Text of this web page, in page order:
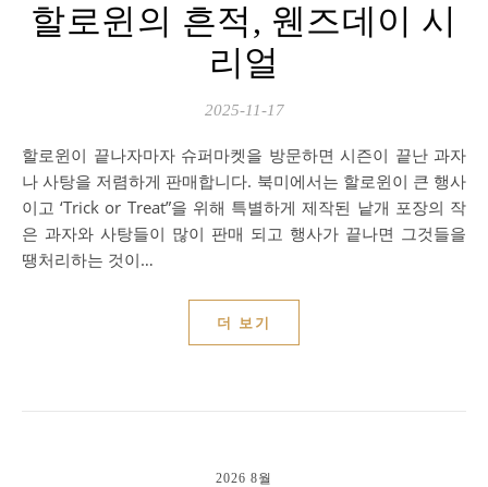
할로윈의 흔적, 웬즈데이 시
리얼
2025-11-17
할로윈이 끝나자마자 슈퍼마켓을 방문하면 시즌이 끝난 과자
나 사탕을 저렴하게 판매합니다. 북미에서는 할로윈이 큰 행사
이고 ‘Trick or Treat”을 위해 특별하게 제작된 낱개 포장의 작
은 과자와 사탕들이 많이 판매 되고 행사가 끝나면 그것들을
땡처리하는 것이…
더 보기
2026 8월